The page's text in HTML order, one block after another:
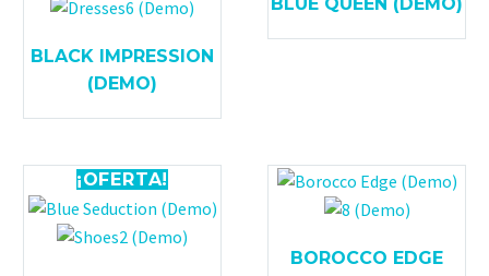
BLACK IMPRESSION
(DEMO)
¡OFERTA!
BOROCCO EDGE